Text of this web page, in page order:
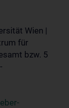
Wien |
für
bzw. 5